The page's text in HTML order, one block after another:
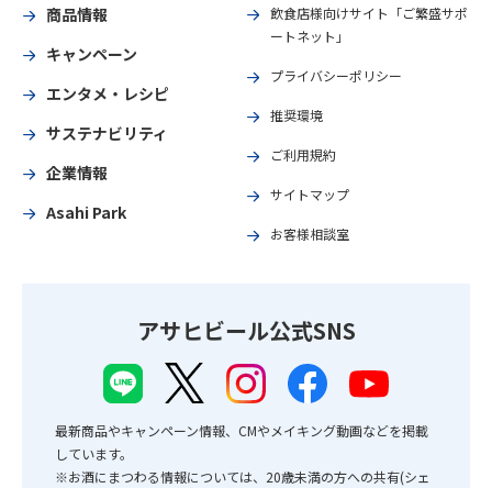
商品情報
キャンペーン
エンタメ・レシピ
サステナビリティ
企業情報
Asahi Park
飲食店様向けサイト「ご繁盛サポ
ートネット」
プライバシーポリシー
推奨環境
ご利用規約
サイトマップ
お客様相談室
アサヒビール公式SNS
最新商品やキャンペーン情報、CMやメイキング動画などを掲載
しています。
※お酒にまつわる情報については、20歳未満の方への共有(シェ